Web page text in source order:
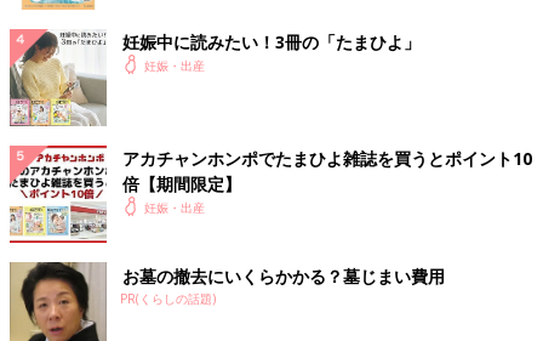
妊娠中に読みたい！3冊の「たまひよ」
妊娠・出産
アカチャンホンポでたまひよ雑誌を買うとポイント10
倍【期間限定】
妊娠・出産
お墓の撤去にいくらかかる？墓じまい費用
PR(くらしの話題)